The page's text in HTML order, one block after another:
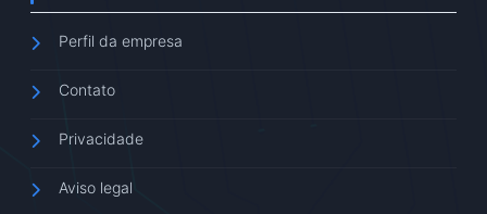
Perfil da empresa
Contato
Privacidade
Aviso legal